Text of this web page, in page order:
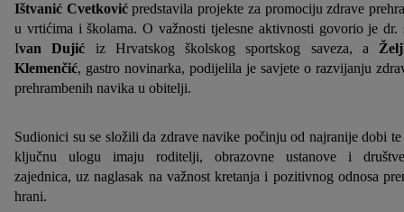
Ištvanić Cvetkovićpredstavila projekte za promociju zdrave
u vrtićima i školama. O važnosti tjelesne aktivnosti govorio je dr.
Ivan Dujić iz Hrvatskog školskog sportskog saveza, a
Klemenčić, gastro novinarka, podijelila je savjete o razvijanju
prehrambenih navika u obitelji.
Sudionici su se složili da zdrave navike počinju od najranije dobi te
ključnu ulogu imaju roditelji, obrazovne ustanove i
zajednica, uz naglasak na važnost kretanja i pozitivnog odnosa
hrani.